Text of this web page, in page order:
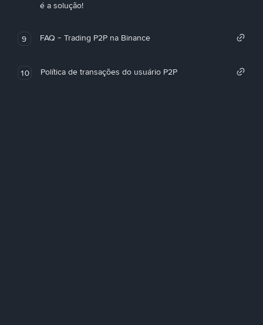
é a solução!
9 FAQ - Trading P2P na Binance
10 Política de transações do usuário P2P